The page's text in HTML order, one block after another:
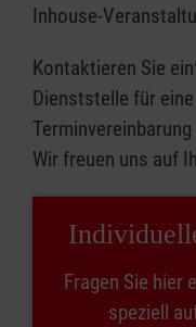
Inhouse-
Kontaktieren Sie
Dienststelle für
Wir freuen uns auf
Fragen Sie hier
speziell